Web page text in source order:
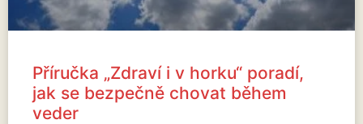
Příručka „Zdraví i v horku“ poradí,
jak se bezpečně chovat během
veder